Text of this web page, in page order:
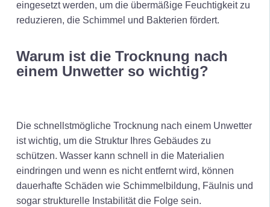
eingesetzt werden, um die übermäßige Feuchtigkeit zu
reduzieren, die Schimmel und Bakterien fördert.
Warum ist die Trocknung nach
einem Unwetter so wichtig?
Die schnellstmögliche Trocknung nach einem Unwetter
ist wichtig, um die Struktur Ihres Gebäudes zu
schützen. Wasser kann schnell in die Materialien
eindringen und wenn es nicht entfernt wird, können
dauerhafte Schäden wie Schimmelbildung, Fäulnis und
sogar strukturelle Instabilität die Folge sein.